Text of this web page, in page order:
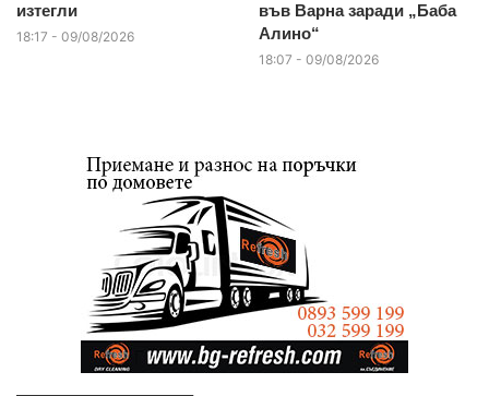
изтегли
18:17 - 09/08/2026
във Варна заради „Баба
Алино“
18:07 - 09/08/2026